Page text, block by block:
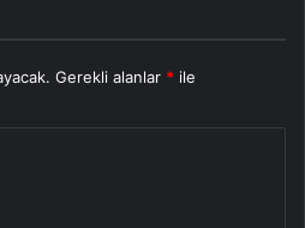
Gerekli alanlar * ile